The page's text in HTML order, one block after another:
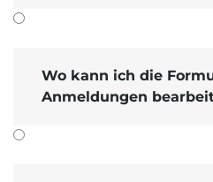
Wo kann ich die
Anmeldungen